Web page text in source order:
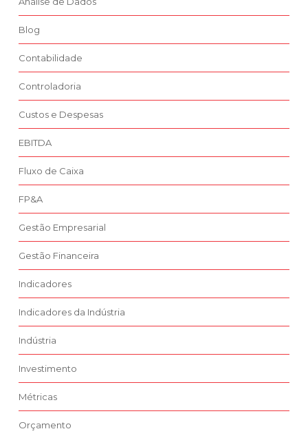
Blog
Contabilidade
Controladoria
Custos e Despesas
EBITDA
Fluxo de Caixa
FP&A
Gestão Empresarial
Gestão Financeira
Indicadores
Indicadores da Indústria
Indústria
Investimento
Métricas
Orçamento